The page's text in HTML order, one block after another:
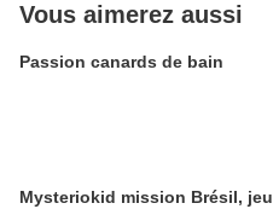
Vous aimerez aussi
Passion canards de bain
Mysteriokid mission Brésil, jeu